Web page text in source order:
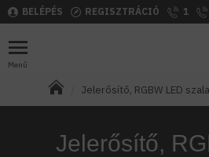
BELÉPÉS REGISZTRÁCIÓ 1
Jelerősítő, RGBW LED
Jelerősítő,